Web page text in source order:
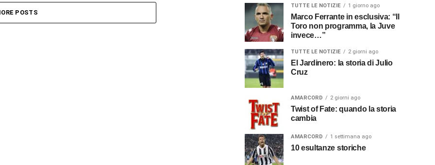
POSTS
TUTTE LE NOTIZIE 1 giorno ago
Marco Ferrante in esclusiva: “Il
Toro non programma, la Juve
invece…”
TUTTE LE NOTIZIE 2 giorni ago
El Jardinero: la storia di Julio
Cruz
AMARCORD 2 giorni ago
Twist of Fate: quando la storia
cambia
AMARCORD 1 settimana ago
10 esultanze storiche